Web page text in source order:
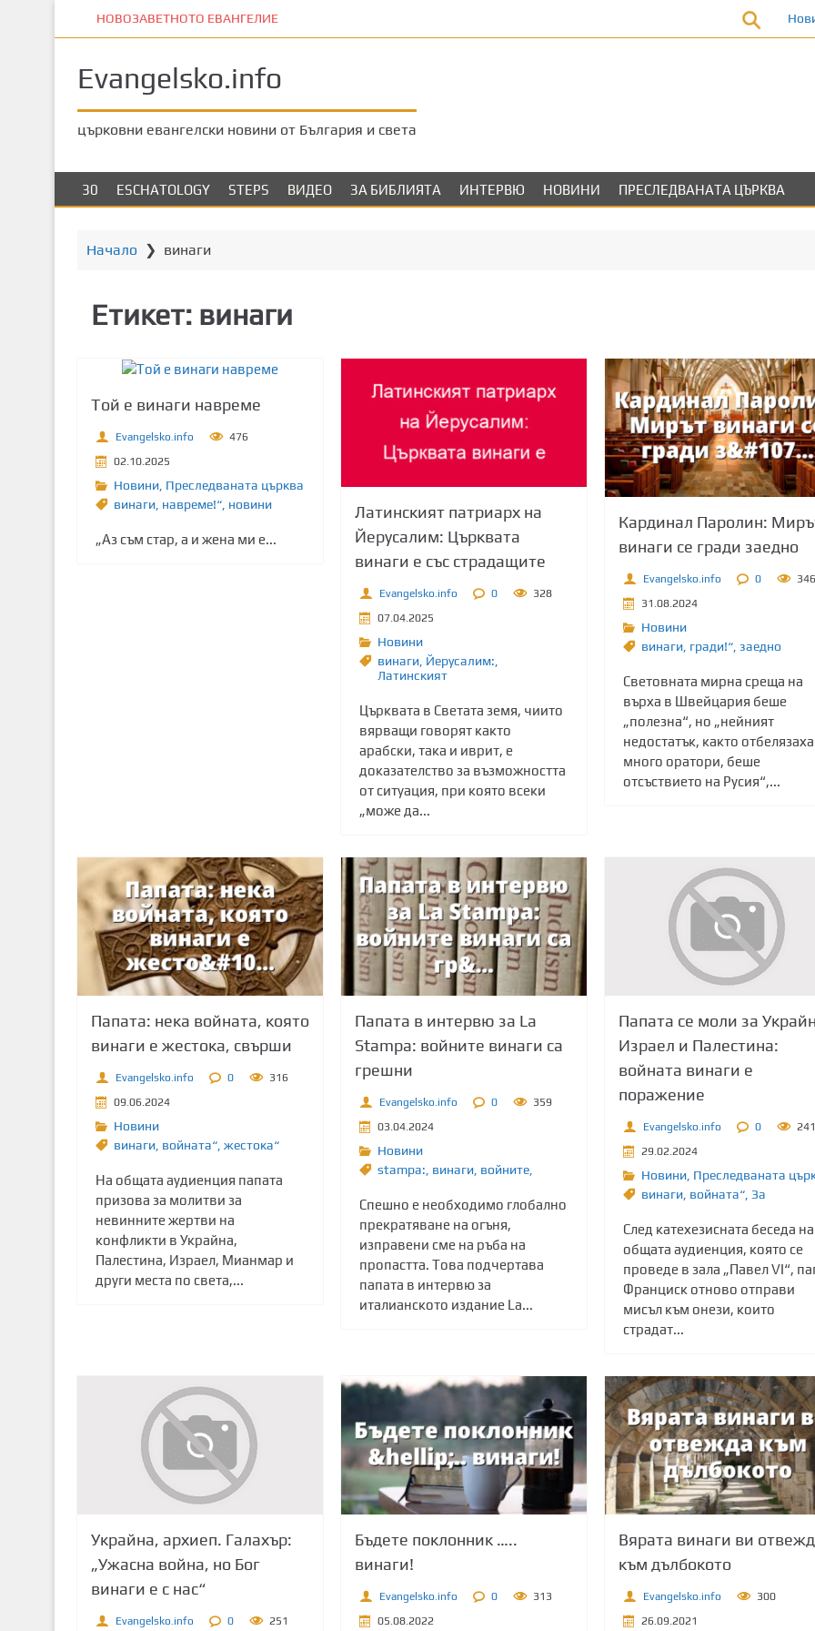
к
НОВОЗАВЕТНОТО ЕВАНГЕЛИЕ
Evangelsko.info
църковни евангелски новини от България и света
30 ESCHATOLOGY STEPS ВИДЕО ЗА БИБЛИЯТА ИНТЕРВЮ НОВИНИ ПРЕСЛЕДВАНАТА ЦЪРКВА
Начало ❯ винаги
Етикет: винаги
Той е винаги навреме
Evangelsko.info
476
02.10.2025
Новини, Преследваната църква
винаги, навреме!“, новини
„Аз съм стар, а и жена ми е...
Латинският патриарх на
Йерусалим: Църквата
винаги е със страдащите
Evangelsko.info 0
328
07.04.2025
Новини
винаги, Йерусалим:,
Латинският
Църквата в Светата земя, чиито
вярващи говорят както
арабски, така и иврит, е
доказателство за възможността
от ситуация, при която всеки
„може да...
Кардинал Паролин:
винаги се гради заедно
Evangelsko.info 0
346
31.08.2024
Новини
винаги, гради!“, заедно
Световната мирна среща на
върха в Швейцария беше
„полезна“, но „нейният
недостатък, както отбелязаха
много оратори, беше
отсъствието на Русия“,...
Папата: нека войната, която
винаги е жестока, свърши
Evangelsko.info 0
316
09.06.2024
Новини
винаги, войната“, жестока“
На общата аудиенция папата
призова за молитви за
невинните жертви на
конфликти в Украйна,
Палестина, Израел, Мианмар и
други места по света,...
Папата в интервю за La
Stampa: войните винаги са
грешни
Evangelsko.info 0
359
03.04.2024
Новини
stampa:, винаги, войните,
Спешно е необходимо глобално
прекратяване на огъня,
изправени сме на ръба на
пропастта. Това подчертава
папата в интервю за
италианското издание La...
Папата се моли за
Израел и Палестина:
войната винаги е
поражение
Evangelsko.info 0
241
29.02.2024
Новини, Преследваната
винаги, войната“, Зa
След катехезисната беседа на
общата аудиенция, която се
проведе в зала „Павел VI“,
Франциск отново отправи
мисъл към онези, които
страдат...
Украйна, архиеп. Галахър:
„Ужасна война, но Бог
винаги е с нас“
Evangelsko.info 0 251
Бъдете поклонник …..
винаги!
Evangelsko.info 0
313
05.08.2022
Вярата винаги ви
към дълбокото
Evangelsko.info
300
26.09.2021